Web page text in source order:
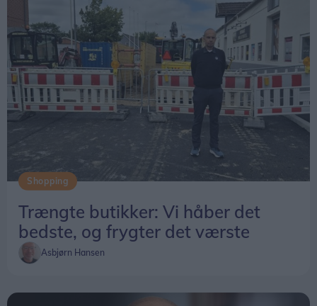
Shopping
Trængte butikker: Vi håber det
bedste, og frygter det værste
Asbjørn Hansen